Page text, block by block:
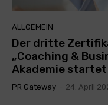
ALLGEMEIN
Der dritte
„Coaching &
Akademie
PR Gateway 24. April